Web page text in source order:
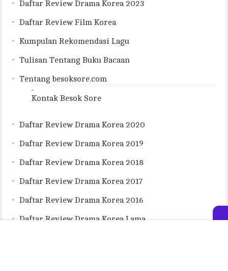
Daftar Review Drama Korea 2023
Daftar Review Film Korea
Kumpulan Rekomendasi Lagu
Tulisan Tentang Buku Bacaan
Tentang besoksore.com
Kontak Besok Sore
Daftar Review Drama Korea 2020
Daftar Review Drama Korea 2019
Daftar Review Drama Korea 2018
Daftar Review Drama Korea 2017
Daftar Review Drama Korea 2016
Daftar Review Drama Korea Lama